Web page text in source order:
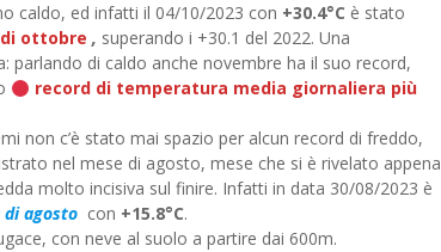
caldo, ed infatti il 04/10/2023 con +30.4°C è stato
ottobre , superando i +30.1 del 2022. Una
parlando di caldo anche novembre ha il suo record,
record di temperatura media giornaliera più
non c’è stato mai spazio per alcun record di freddo,
nel mese di agosto, mese che si è rivelato appena
molto incisiva sul finire. Infatti in data 30/08/2023 è
agosto con +15.8°C.
con neve al suolo a partire dai 600m.